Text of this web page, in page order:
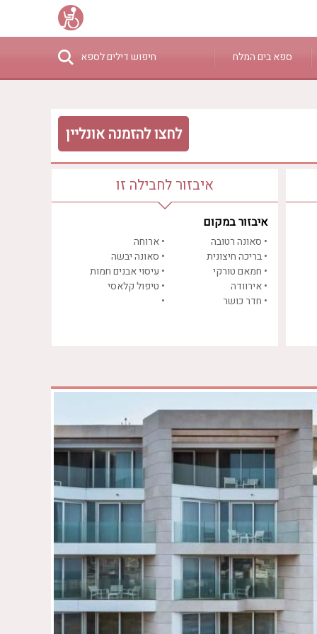
חיפוש דילים לספא ספא בים המלח
לחצו להזמנה אונליין
איבזור לחבילה זו
איבזור במקום
• סאונה רטובה
• ארוחה
• בריכה חיצונית
• סאונה יבשה
• חמאם טורקי
• עיסוי אבנים חמות
• אירוודה
• טיפול קלאסי
• חדר כושר
•